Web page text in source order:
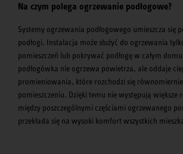
Na czym polega ogrzewanie podłogowe?
Systemy ogrzewania podłogowego umieszcza się
podłogi. Instalacja może służyć do ogrzewania
pomieszczeń lub pokrywać podłogę w całym
podłogówka nie ogrzewa powietrza, ale oddaje
promieniowania, które rozchodzi się równomiernie
pomieszczeniu. Dzięki temu nie występują większe
między poszczególnymi częściami ogrzewanego
przekłada się na wysoki komfort wszystkich